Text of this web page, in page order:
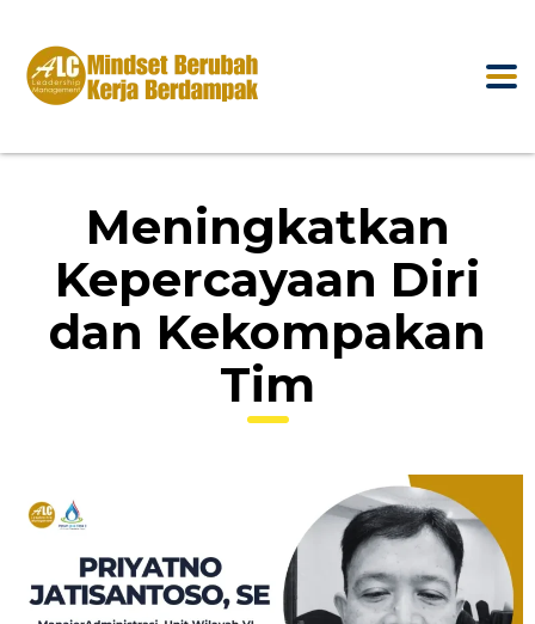
Meningkatkan
Kepercayaan Diri
dan Kekompakan
Tim